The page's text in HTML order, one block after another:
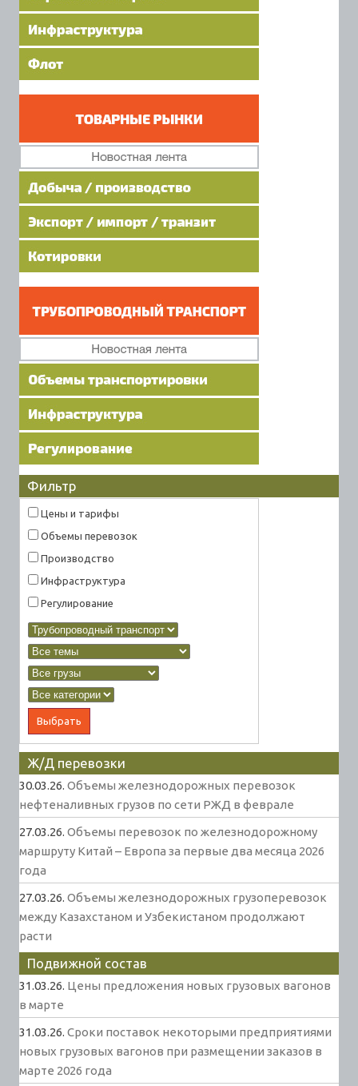
Фильтр
Цены и тарифы
Объемы перевозок
Производство
Инфраструктура
Регулирование
Ж/Д перевозки
30.03.26. Объемы железнодорожных перевозок
нефтеналивных грузов по сети РЖД в феврале
27.03.26. Объемы перевозок по железнодорожному
маршруту Китай – Европа за первые два месяца 2026
года
27.03.26. Объемы железнодорожных грузоперевозок
между Казахстаном и Узбекистаном продолжают
расти
Подвижной состав
31.03.26. Цены предложения новых грузовых вагонов
в марте
31.03.26. Сроки поставок некоторыми предприятиями
новых грузовых вагонов при размещении заказов в
марте 2026 года